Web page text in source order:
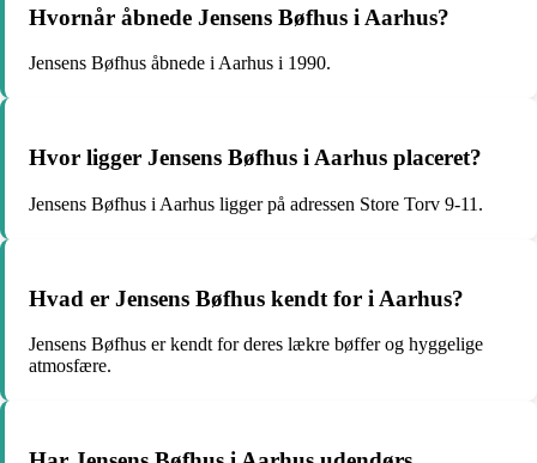
Hvornår åbnede Jensens Bøfhus i Aarhus?
Jensens Bøfhus åbnede i Aarhus i 1990.
Hvor ligger Jensens Bøfhus i Aarhus placeret?
Jensens Bøfhus i Aarhus ligger på adressen Store Torv 9-11.
Hvad er Jensens Bøfhus kendt for i Aarhus?
Jensens Bøfhus er kendt for deres lækre bøffer og hyggelige
atmosfære.